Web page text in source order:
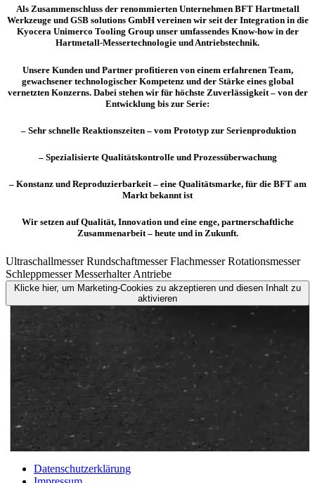
Als Zusammenschluss der renommierten Unternehmen BFT Hartmetall
Werkzeuge und GSB solutions GmbH vereinen wir seit der Integration in die
Kyocera Unimerco Tooling Group unser umfassendes Know-how in der
Hartmetall-Messertechnologie und Antriebstechnik.
Unsere Kunden und Partner profitieren von einem erfahrenen Team,
gewachsener technologischer Kompetenz und der Stärke eines global
vernetzten Konzerns. Dabei stehen wir für höchste Zuverlässigkeit – von der
Entwicklung bis zur Serie:
– Sehr schnelle Reaktionszeiten – vom Prototyp zur Serienproduktion
– Spezialisierte Qualitätskontrolle und Prozessüberwachung
– Konstanz und Reproduzierbarkeit – eine Qualitätsmarke, für die BFT am
Markt bekannt ist
Wir setzen auf Qualität, Innovation und eine enge, partnerschaftliche
Zusammenarbeit – heute und in Zukunft.
UltraschallmesserRundschaftmesserFlachmesserRotationsmesser
SchleppmesserMesserhalterAntriebe
Klicke hier, um Marketing-Cookies zu akzeptieren und diesen Inhalt zu
aktivieren
Datenschutzerklärung